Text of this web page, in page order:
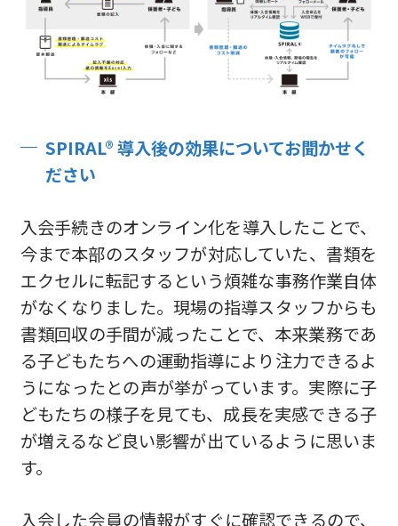
SPIRAL® 導入後の効果についてお聞かせく
ださい
入会手続きのオンライン化を導入したことで、
今まで本部のスタッフが対応していた、書類を
エクセルに転記するという煩雑な事務作業自体
がなくなりました。現場の指導スタッフからも
書類回収の手間が減ったことで、本来業務であ
る子どもたちへの運動指導により注力できるよ
うになったとの声が挙がっています。実際に子
どもたちの様子を見ても、成長を実感できる子
が増えるなど良い影響が出ているように思いま
す。
入会した会員の情報がすぐに確認できるので、